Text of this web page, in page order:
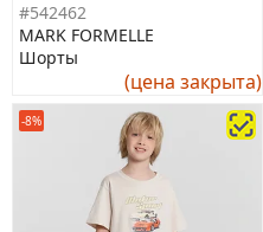
#542462
MARK FORMELLE
Шорты
(цена закрыта)
-8%